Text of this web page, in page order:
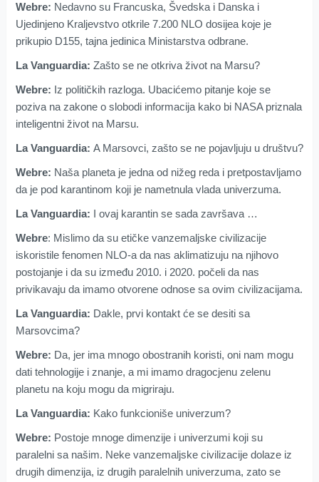
Webre: Nedavno su Francuska, Švedska i Danska i
Ujedinjeno Kraljevstvo otkrile 7.200 NLO dosijea koje je
prikupio D155, tajna jedinica Ministarstva odbrane.
La Vanguardia: Zašto se ne otkriva život na Marsu?
Webre: Iz političkih razloga. Ubacićemo pitanje koje se
poziva na zakone o slobodi informacija kako bi NASA priznala
inteligentni život na Marsu.
La Vanguardia: A Marsovci, zašto se ne pojavljuju u društvu?
Webre: Naša planeta je jedna od nižeg reda i pretpostavljamo
da je pod karantinom koji je nametnula vlada univerzuma.
La Vanguardia: I ovaj karantin se sada završava …
Webre: Mislimo da su etičke vanzemaljske civilizacije
iskoristile fenomen NLO-a da nas aklimatizuju na njihovo
postojanje i da su između 2010. i 2020. počeli da nas
privikavaju da imamo otvorene odnose sa ovim civilizacijama.
La Vanguardia: Dakle, prvi kontakt će se desiti sa
Marsovcima?
Webre: Da, jer ima mnogo obostranih koristi, oni nam mogu
dati tehnologije i znanje, a mi imamo dragocjenu zelenu
planetu na koju mogu da migriraju.
La Vanguardia: Kako funkcioniše univerzum?
Webre: Postoje mnoge dimenzije i univerzumi koji su
paralelni sa našim. Neke vanzemaljske civilizacije dolaze iz
drugih dimenzija, iz drugih paralelnih univerzuma, zato se